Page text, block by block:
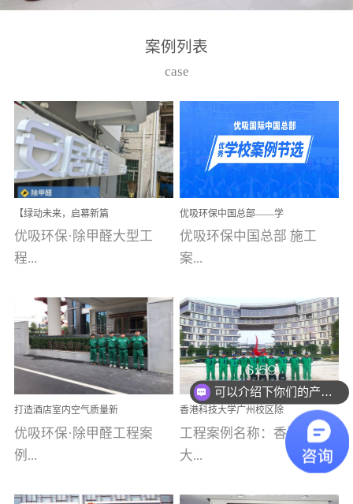
高技能的团队。汇聚了众
取得了多项产品技术专利
和多项国家版权局著作
权，获得高新技术企业称
号。生产优势自主生产自
给自足，优吸公司于2015
在广州番禺区成功建立产
品线生产基地，工厂拥有
自动化生产设备和成熟的
选择源头源材料、严控产
品质量，我们每一批的生
产产品都经过严格的质检
程序；生产车间为优吸总
部和全国分支机构生产光
触媒、净醛王、祛味剂等
优吸系列产品，保质保量
完成生产任务，确保全国
案例列表
case
【绿动未来，启幕新篇
章】优吸环保中标深圳安
居乐寓，超大型工装室内
空气治理项目顺利启航，
优吸环保·除甲醛大型工
程...
案例【深圳安居乐寓】室
内空气治理项目深圳安居
乐寓 深圳市安居乐寓
为深圳安居集团旗下城...
优吸环保中国总部——学
校施工案例(节选)
优吸环保中国总部 施工
案...
例(学校工装节选)广州南沙
小学(珠江湾校区)项目地
址：广州市南沙区海滨路
南沙珠江湾江门市蓬江区
禾...
打造酒店室内空气质量新
标杆——优吸环保·标杆之
作：东莞美豪雅致酒店室
内空气治理工程纪实
优吸环保·除甲醛工程案
例...
香港科技大学广州校区除
甲醛项目圆满完成
工程案例名称：香港科技
大...
可以介绍下你们的产品么